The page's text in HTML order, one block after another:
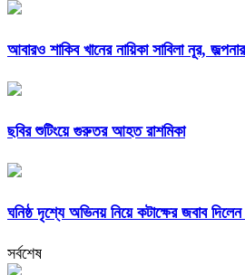
আবারও শাকিব খানের নায়িকা সাবিলা নূর,
ছবির শুটিংয়ে গুরুতর আহত রাশমিকা
ঘনিষ্ঠ দৃশ্যে অভিনয় নিয়ে কটাক্ষের জবাব দিলেন
সর্বশেষ